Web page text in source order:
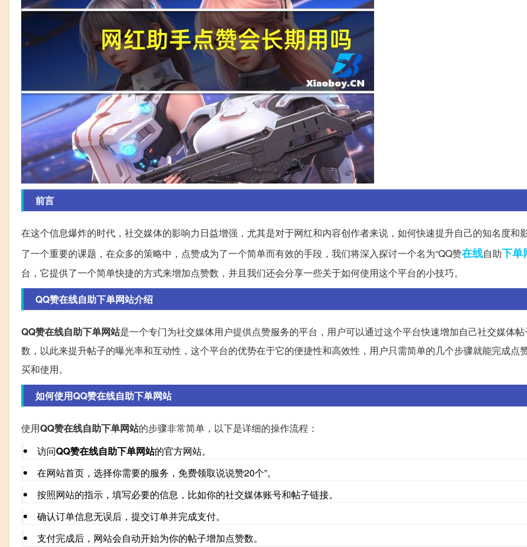
前言
在这个信息爆炸的时代，社交媒体的影响力日益增强，尤其是对于网红和内容创作者来说，如何快速提升自己的知名度和
了一个重要的课题，在众多的策略中，点赞成为了一个简单而有效的手段，我们将深入探讨一个名为“QQ赞在线自助下单
台，它提供了一个简单快捷的方式来增加点赞数，并且我们还会分享一些关于如何使用这个平台的小技巧。
QQ赞在线自助下单网站介绍
QQ赞在线自助下单网站是一个专门为社交媒体用户提供点赞服务的平台，用户可以通过这个平台快速增加自己社交媒体
数，以此来提升帖子的曝光率和互动性，这个平台的优势在于它的便捷性和高效性，用户只需简单的几个步骤就能完成点
买和使用。
如何使用QQ赞在线自助下单网站
使用QQ赞在线自助下单网站的步骤非常简单，以下是详细的操作流程：
访问QQ赞在线自助下单网站的官方网站。
在网站首页，选择你需要的服务，免费领取说说赞20个”。
按照网站的指示，填写必要的信息，比如你的社交媒体账号和帖子链接。
确认订单信息无误后，提交订单并完成支付。
支付完成后，网站会自动开始为你的帖子增加点赞数。